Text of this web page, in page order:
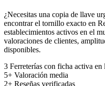
¿Necesitas una copia de llave
encontrar el tornillo exacto en
establecimientos activos en el
valoraciones de clientes,
disponibles.
3 Ferreterías con ficha activa en
5+ Valoración media
2+ Reseñas verificadas